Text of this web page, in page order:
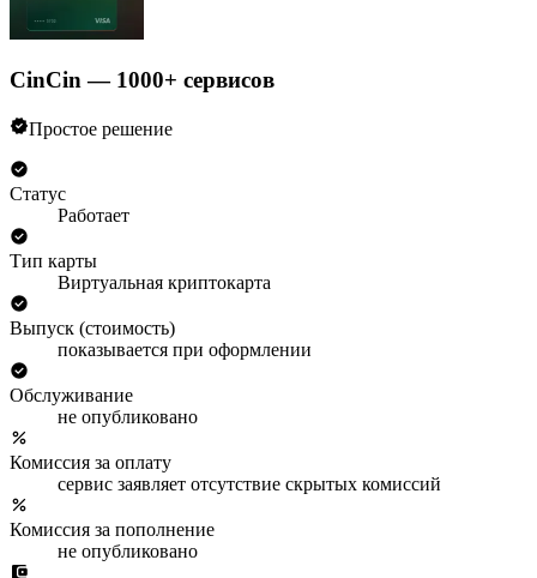
CinCin — 1000+ сервисов
Простое решение
Статус
Работает
Тип карты
Виртуальная криптокарта
Выпуск (стоимость)
показывается при оформлении
Обслуживание
не опубликовано
Комиссия за оплату
сервис заявляет отсутствие скрытых комиссий
Комиссия за пополнение
не опубликовано